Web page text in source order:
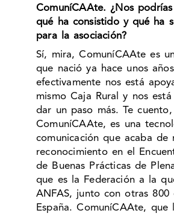
ComuníCAAte. ¿Nos
qué ha consistido y qué ha
para la asociación?
Sí, mira, ComuníCAAte es
que nació ya hace unos
efectivamente nos está
mismo Caja Rural y nos
dar un paso más. Te cuento,
ComuníCAAte, es una
comunicación que acaba de
reconocimiento en el
de Buenas Prácticas de
que es la Federación a la
ANFAS, junto con otras 800
España. ComuníCAAte, que